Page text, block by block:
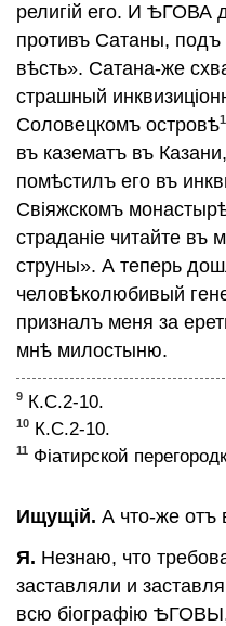
религiй его. И ѢГОВА
противъ Сатаны,
вѣсть». Сатана-же
страшный
Соловецкомъ островѣ
въ казематъ въ
помѣстилъ его въ
Свiяжскомъ
страданiе читайте въ
струны». А теперь
человѣколюбивый
призналъ меня за
мнѣ милоcтыню.
9 К.С.2-10.
10 К.С.2-10.
11 Фiатирской
Ищущiй. А что-же отъ
Я. Незнаю, что
заставляли и
всю бiографiю